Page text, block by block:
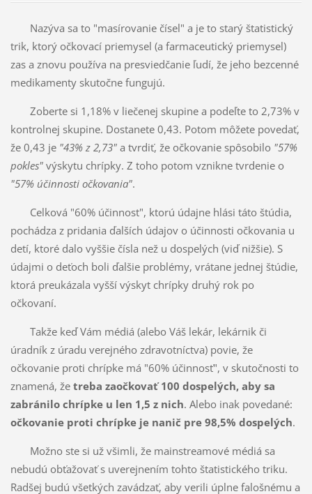
Nazýva sa to "masírovanie čísel" a je to starý štatistický
trik, ktorý očkovací priemysel (a farmaceutický priemysel)
zas a znovu používa na presviedčanie ľudí, že jeho bezcenné
medikamenty skutočne fungujú.
Zoberte si 1,18% v liečenej skupine a podeľte to 2,73% v
kontrolnej skupine. Dostanete 0,43. Potom môžete povedať,
že 0,43 je "43% z 2,73"a tvrdiť, že očkovanie spôsobilo "57%
pokles"výskytu chrípky. Z toho potom vznikne tvrdenie o
"57% účinnosti očkovania".
Celková "60% účinnost", ktorú údajne hlási táto štúdia,
pochádza z pridania ďalších údajov o účinnosti očkovania u
detí, ktoré dalo vyššie čísla než u dospelých (viď nižšie). S
údajmi o deťoch boli ďalšie problémy, vrátane jednej štúdie,
ktorá preukázala vyšší výskyt chrípky druhý rok po
očkovaní.
Takže keď Vám médiá (alebo Váš lekár, lekárnik či
úradník z úradu verejného zdravotníctva) povie, že
očkovanie proti chrípke má "60% účinnosť", v skutočnosti to
znamená, že treba zaočkovať 100 dospelých, aby sa
zabránilo chrípke u len 1,5 z nich. Alebo inak povedané:
očkovanie proti chrípke je nanič pre 98,5% dospelých.
Možno ste si už všimli, že mainstreamové médiá sa
nebudú obťažovať s uverejnením tohto štatistického triku.
Radšej budú všetkých zavádzať, aby verili úplne falošnému a